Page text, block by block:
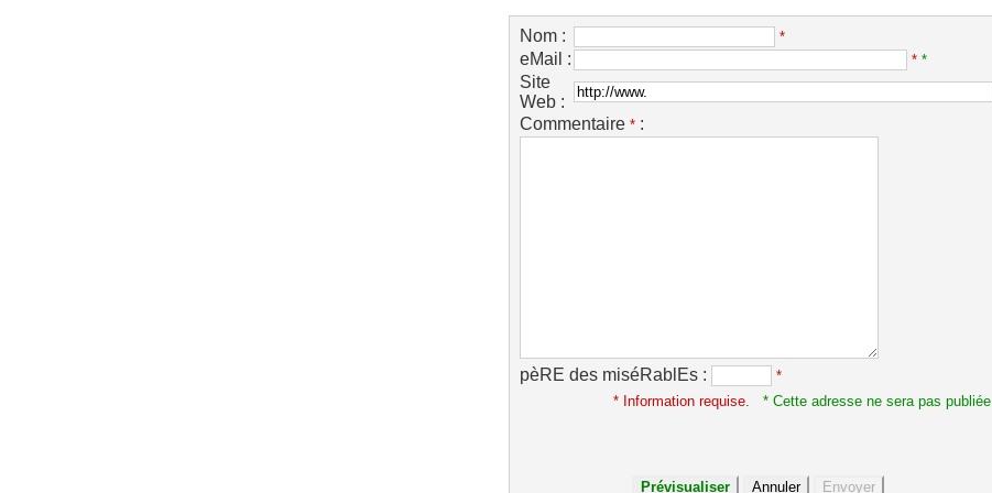
Nom : *
eMail : * *
Site
Web :
Commentaire * :
pèRE des miséRablEs :
*
* Information requise.
* Cette adresse ne sera pas publiée.